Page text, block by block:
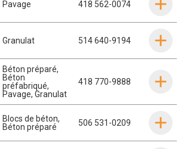
Pavage 418 562-0074
Granulat 514 640-9194
Béton préparé,
Béton
préfabriqué,
Pavage,Granulat
418 770-9888
Blocs de béton,
Béton préparé
506 531-0209